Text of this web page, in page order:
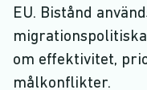
EU. Bistånd
om effektivitet,
målkonflikter.